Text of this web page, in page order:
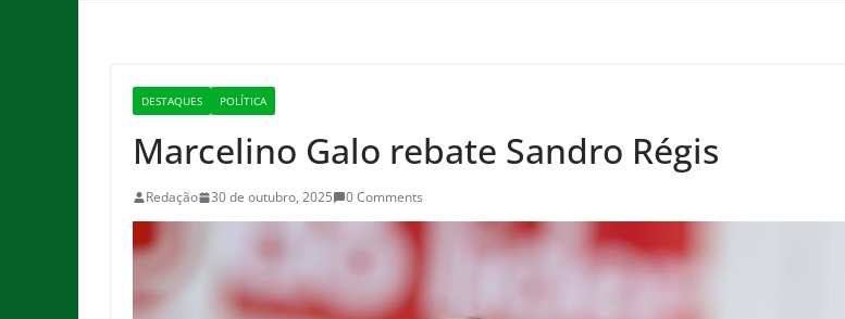
DESTAQUES POLÍTICA
Marcelino Galo rebate Sandro Régis
Redação 30 de outubro, 2025 0 Comments